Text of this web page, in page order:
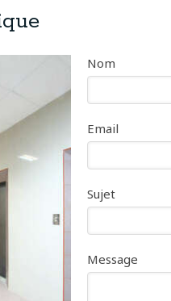
Nom
Email
Sujet
Message